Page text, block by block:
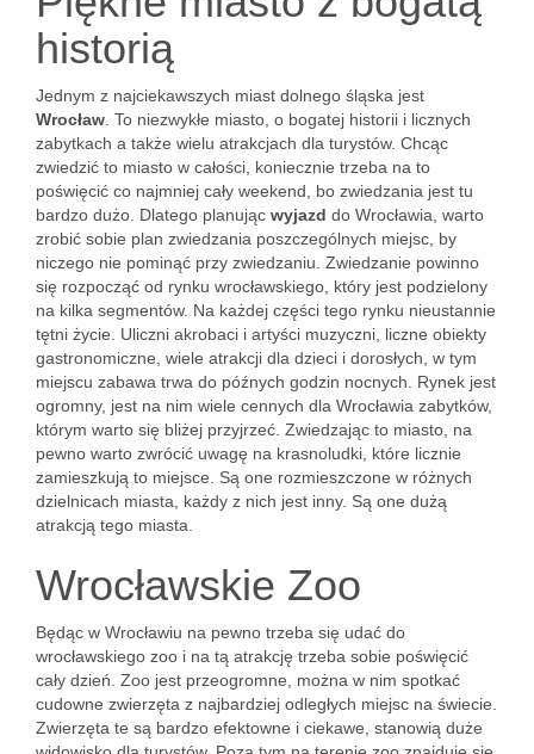
historią
Jednym z najciekawszych miast dolnego śląska jest
Wrocław . To niezwykłe miasto, o bogatej historii i licznych
zabytkach a także wielu atrakcjach dla turystów. Chcąc
zwiedzić to miasto w całości, koniecznie trzeba na to
poświęcić co najmniej cały weekend, bo zwiedzania jest tu
bardzo dużo. Dlatego planując wyjazd do Wrocławia, warto
zrobić sobie plan zwiedzania poszczególnych miejsc, by
niczego nie pominąć przy zwiedzaniu. Zwiedzanie powinno
się rozpocząć od rynku wrocławskiego, który jest podzielony
na kilka segmentów. Na każdej części tego rynku nieustannie
tętni życie. Uliczni akrobaci i artyści muzyczni, liczne obiekty
gastronomiczne, wiele atrakcji dla dzieci i dorosłych, w tym
miejscu zabawa trwa do późnych godzin nocnych. Rynek jest
ogromny, jest na nim wiele cennych dla Wrocławia zabytków,
którym warto się bliżej przyjrzeć. Zwiedzając to miasto, na
pewno warto zwrócić uwagę na krasnoludki, które licznie
zamieszkują to miejsce. Są one rozmieszczone w różnych
dzielnicach miasta, każdy z nich jest inny. Są one dużą
atrakcją tego miasta.
Wrocławskie Zoo
Będąc w Wrocławiu na pewno trzeba się udać do
wrocławskiego zoo i na tą atrakcję trzeba sobie poświęcić
cały dzień. Zoo jest przeogromne, można w nim spotkać
cudowne zwierzęta z najbardziej odległych miejsc na świecie.
Zwierzęta te są bardzo efektowne i ciekawe, stanowią duże